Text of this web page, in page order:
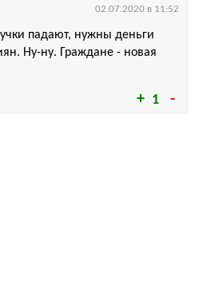
1
падают, нужны деньги
Ну-ну. Граждане - новая
02.07.2020 в 11:52